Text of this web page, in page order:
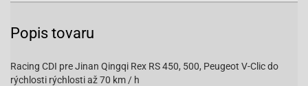
Popis tovaru
Racing CDI pre Jinan Qingqi Rex RS 450, 500, Peugeot V-Clic do
rýchlosti rýchlosti až 70 km / h